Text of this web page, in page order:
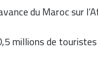
du Maroc sur
millions de